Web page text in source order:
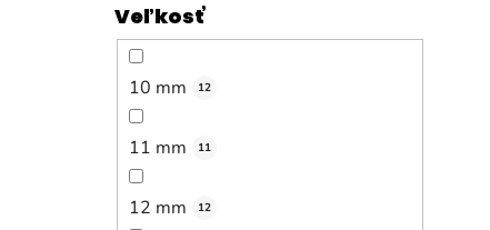
Veľkosť
10 mm 12
11 mm 11
12 mm 12